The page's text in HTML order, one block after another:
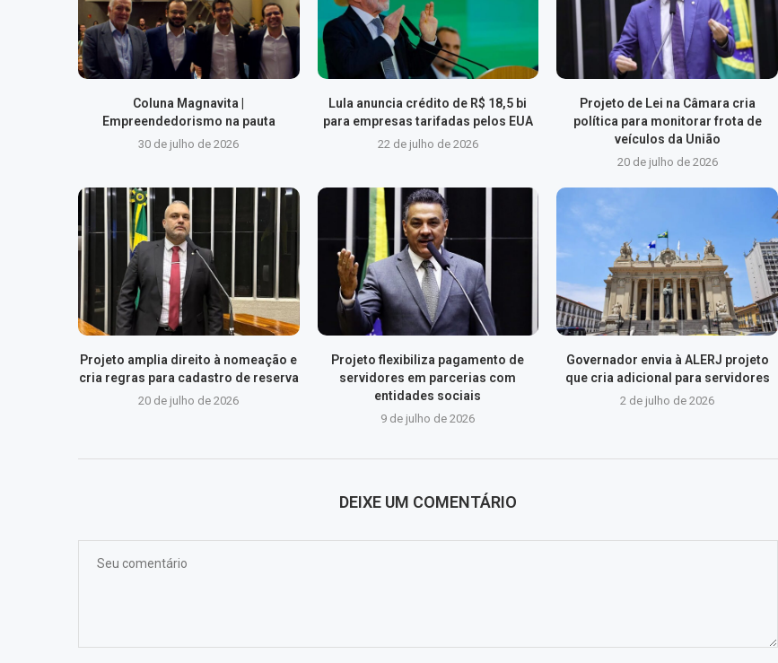
Coluna Magnavita |
Empreendedorismo na pauta
30 de julho de 2026
Lula anuncia crédito de R$ 18,5 bi
para empresas tarifadas pelos EUA
22 de julho de 2026
Projeto de Lei na Câmara cria
política para monitorar frota de
veículos da União
20 de julho de 2026
Projeto amplia direito à nomeação e
cria regras para cadastro de reserva
20 de julho de 2026
Projeto flexibiliza pagamento de
servidores em parcerias com
entidades sociais
9 de julho de 2026
Governador envia à ALERJ projeto
que cria adicional para servidores
2 de julho de 2026
DEIXE UM COMENTÁRIO